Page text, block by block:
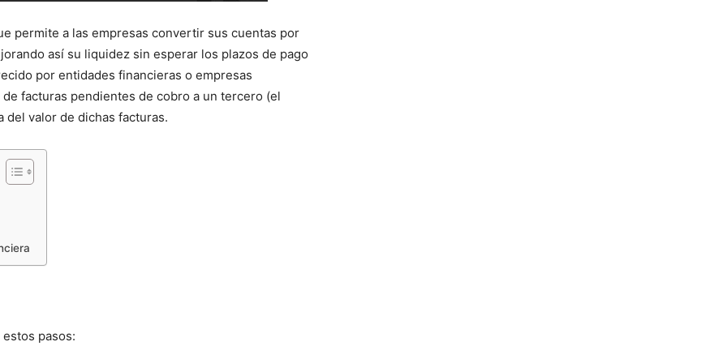
permite a las empresas convertir sus cuentas por
así su liquidez sin esperar los plazos de pago
por entidades financieras o empresas
facturas pendientes de cobro a un tercero (el
del valor de dichas facturas.
pasos: